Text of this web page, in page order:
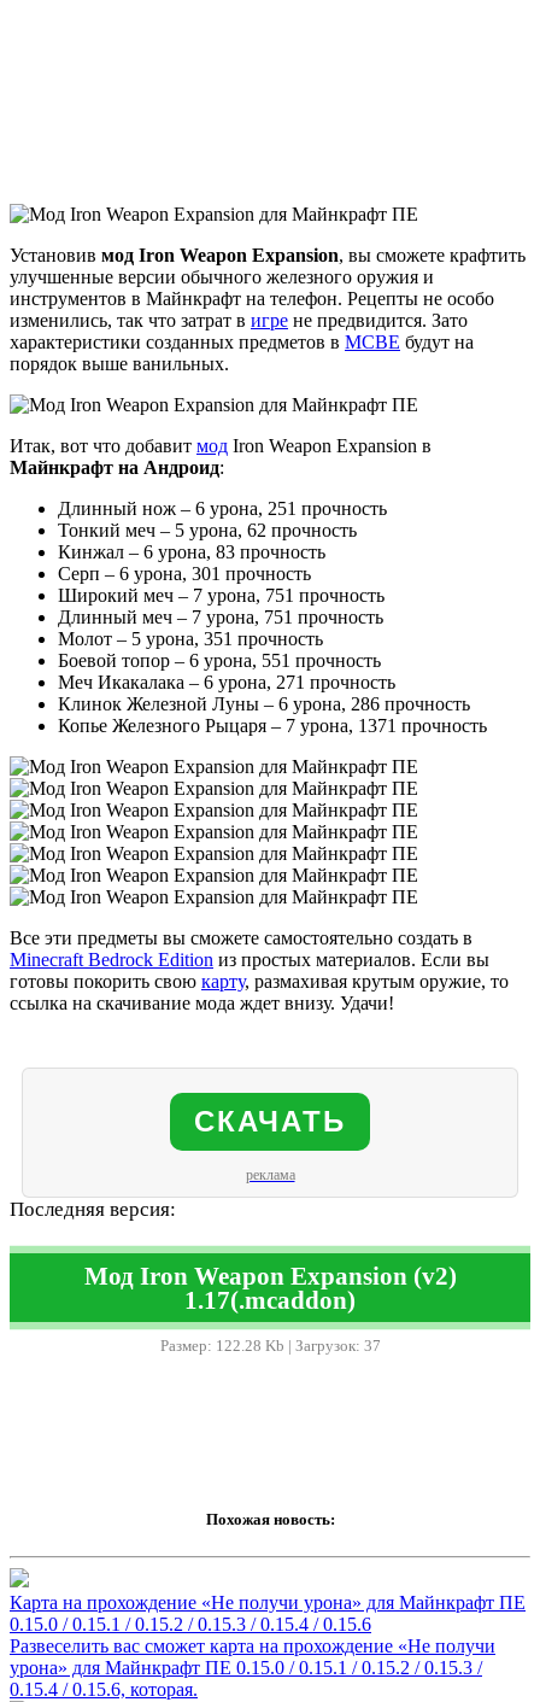
Установив мод Iron Weapon Expansion, вы сможете крафтить
улучшенные версии обычного железного оружия и
инструментов в Майнкрафт на телефон. Рецепты не особо
изменились, так что затрат в игре не предвидится. Зато
характеристики созданных предметов в MCBE будут на
порядок выше ванильных.
Итак, вот что добавит мод Iron Weapon Expansion в
Майнкрафт на Андроид:
Длинный нож – 6 урона, 251 прочность
Тонкий меч – 5 урона, 62 прочность
Кинжал – 6 урона, 83 прочность
Серп – 6 урона, 301 прочность
Широкий меч – 7 урона, 751 прочность
Длинный меч – 7 урона, 751 прочность
Молот – 5 урона, 351 прочность
Боевой топор – 6 урона, 551 прочность
Меч Икакалака – 6 урона, 271 прочность
Клинок Железной Луны – 6 урона, 286 прочность
Копье Железного Рыцаря – 7 урона, 1371 прочность
Все эти предметы вы сможете самостоятельно создать в
Minecraft Bedrock Edition из простых материалов. Если вы
готовы покорить свою карту, размахивая крутым оружие, то
ссылка на скачивание мода ждет внизу. Удачи!
СКАЧАТЬ
реклама
Последняя версия:
Мод Iron Weapon Expansion (v2)
1.17(.mcaddon)
Размер: 122.28 Kb | Загрузок: 37
Похожая новость:
Карта на прохождение «Не получи урона» для Майнкрафт ПЕ
0.15.0 / 0.15.1 / 0.15.2 / 0.15.3 / 0.15.4 / 0.15.6
Развеселить вас сможет карта на прохождение «Не получи
урона» для Майнкрафт ПЕ 0.15.0 / 0.15.1 / 0.15.2 / 0.15.3 /
0.15.4 / 0.15.6, которая.